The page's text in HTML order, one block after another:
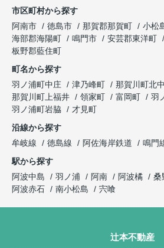
市区町村から探す
阿南市
徳島市 那賀郡那賀町 小松
海部郡海陽町
鳴門市 安芸郡東洋町
板野郡藍住町
町名から探す
羽ノ浦町中庄
津乃峰町 那賀川町北
那賀川町上福井
領家町 富岡町
羽
羽ノ浦町岩脇
才見町
沿線から探す
牟岐線
徳島線 阿佐海岸鉄道 鳴門
駅から探す
阿波中島
羽ノ浦 阿南 阿波橘 桑
阿波赤石
南小松島 宍喰
辻本不動産